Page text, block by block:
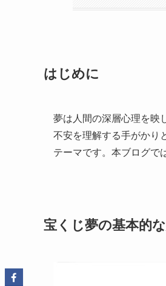
はじめに
夢は人間の深層心理を映
不安を理解する手がかり
テーマです。本ブログで
宝くじ夢の基本的